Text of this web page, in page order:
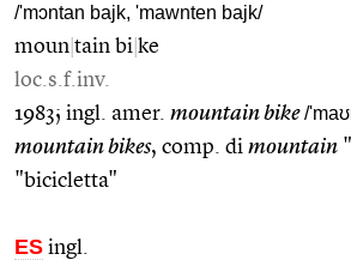
/'mɔntan bajk, 'mawnten bajk/
moun tain bi ke
loc.s.f.inv.
1983; ingl. amer. mountain bike /
mountain bikes, comp. di mountain
"bicicletta"
ES ingl.